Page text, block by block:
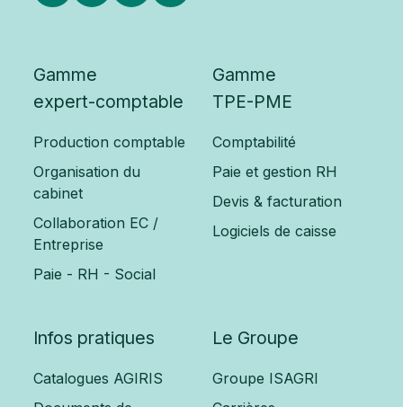
Gamme
expert-comptable
Production comptable
Organisation du
cabinet
Collaboration EC /
Entreprise
Paie - RH - Social
Gamme
TPE-PME
Comptabilité
Paie et gestion RH
Devis & facturation
Logiciels de caisse
Infos pratiques
Catalogues AGIRIS
Le Groupe
Groupe ISAGRI